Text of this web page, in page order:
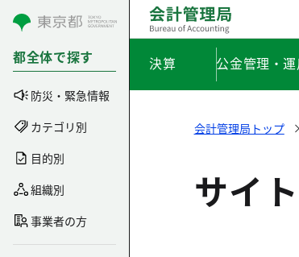
コンテンツにスキップ
都全体で探す
防災・緊急情報
カテゴリ別
目的別
組織別
事業者の方
決算 公金管理・運
会計管理局トップ
サイ